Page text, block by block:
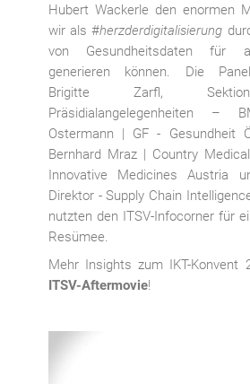
Hubert Wackerle den enormen
wir als #herzderdigitalisierung
von Gesundheitsdaten für
generieren können. Die Panel-
Brigitte Zarfl,
Präsidialangelegenheiten –
Ostermann | GF - Gesundheit
Bernhard Mraz | Country
Innovative Medicines Austria
Direktor - Supply Chain
nutzten den ITSV-Infocorner für
Resümee.
Mehr Insights zum IKT-Konvent
ITSV-Aftermovie!